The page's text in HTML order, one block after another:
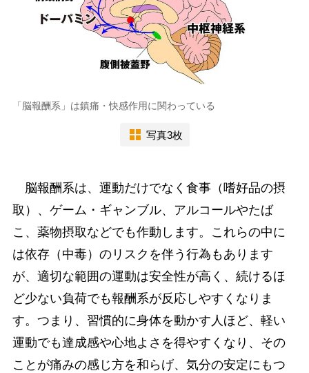
「脳報酬系」は鎮痛・快感作用に関わっている
写真3枚
脳報酬系は、運動だけでなく食事（嗜好品の摂
取）、ゲーム・ギャンブル、アルコールやたば
こ、薬物摂取などでも作動します。これらの中に
は依存（中毒）のリスクを伴う行為もあります
が、適切な範囲の運動は安全性が高く、続けるほ
ど少ない負荷でも報酬系が反応しやすくなりま
す。つまり、習慣的に身体を動かす人ほど、軽い
運動でも達成感や心地よさを得やすくなり、その
ことが痛みの感じ方を和らげ、気分の安定にもつ